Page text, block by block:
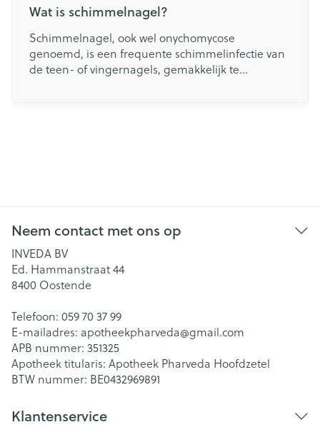
Wat is schimmelnagel?
Schimmelnagel, ook wel onychomycose
genoemd, is een frequente schimmelinfectie van
de teen- of vingernagels, gemakkelijk te
Neem contact met ons op
INVEDA BV
Ed. Hammanstraat 44
8400 Oostende
Telefoon: 059 70 37 99
E-mailadres: apotheekpharveda@gmail.com
APB nummer: 351325
Apotheek titularis: Apotheek Pharveda Hoofdzetel
BTW nummer: BE0432969891
Klantenservice